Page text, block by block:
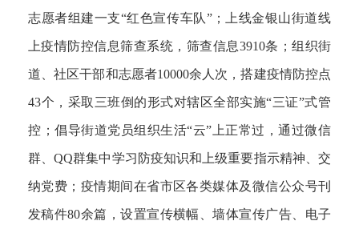
志愿者组建一支“红色宣传车队”；上线金银山街道线
上疫情防控信息筛查系统，筛查信息3910条；组织街
道、社区干部和志愿者10000余人次，搭建疫情防控点
43个，采取三班倒的形式对辖区全部实施“三证”式管
控；倡导街道党员组织生活“云”上正常过，通过微信
群、QQ群集中学习防疫知识和上级重要指示精神、交
纳党费；疫情期间在省市区各类媒体及微信公众号刊
发稿件80余篇，设置宣传横幅、墙体宣传广告、电子